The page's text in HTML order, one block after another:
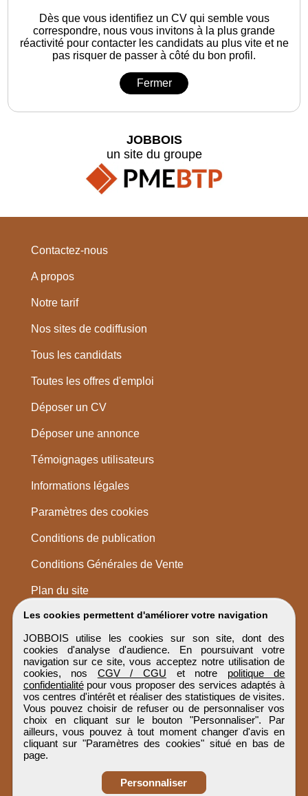
Dès que vous identifiez un CV qui semble vous
correspondre, nous vous invitons à la plus grande
réactivité pour contacter les candidats au plus vite et ne
pas risquer de passer à côté du bon profil.
Fermer
Les cookies permettent d'améliorer votre navigation
JOBBOIS utilise les cookies sur son site, dont des
cookies d'analyse d'audience. En poursuivant votre
navigation sur ce site, vous acceptez notre utilisation de
cookies, nos CGV / CGU et notre politique de
confidentialitépour vous proposer des services adaptés à
vos centres d'intérêt et réaliser des statistiques de visites.
Vous pouvez choisir de refuser ou de personnaliser vos
choix en cliquant sur le bouton "Personnaliser". Par
ailleurs, vous pouvez à tout moment changer d'avis en
cliquant sur "Paramètres des cookies" situé en bas de
page.
Personnaliser
JOBBOIS
un site du groupe
Contactez-nous
A propos
Notre tarif
Nos sites de codiffusion
Tous les candidats
Toutes les offres d'emploi
Déposer un CV
Déposer une annonce
Témoignages utilisateurs
Informations légales
Paramètres des cookies
Conditions de publication
Conditions Générales de Vente
Plan du site